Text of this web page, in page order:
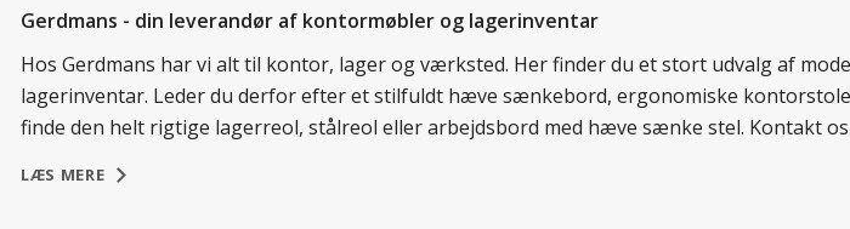
Gerdmans - din leverandør af kontormøbler og lagerinventar
Hos Gerdmans har vi alt til kontor, lager og værksted. Her finder du et stort udvalg af
lagerinventar. Leder du derfor efter et stilfuldt hæve sænkebord, ergonomiske
finde den helt rigtige lagerreol, stålreol eller arbejdsbord med hæve sænke stel. Kontakt
LÆS MERE